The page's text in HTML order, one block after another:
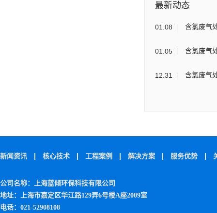
最新动态
01 08 含氯废气
01 05 含氯废气
12 31 含氯废气
新闻资讯 核心技术 工程案例 解决方案 服务优势
公司名称：上海蓝倾环保科技有限公司
地址：上海市嘉定区华江路129弄6号楼A座2009室
电话：021-52908108